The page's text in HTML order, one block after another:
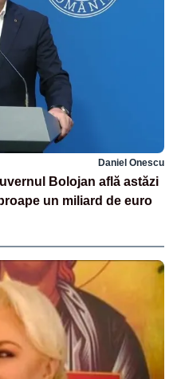
Daniel Onescu
Bolojan află astăzi
un miliard de euro